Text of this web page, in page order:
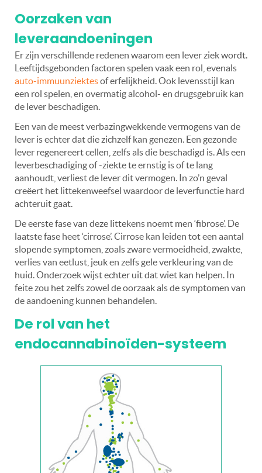
Oorzaken van
leveraandoeningen
Er zijn verschillende redenen waarom een lever ziek wordt.
Leeftijdsgebonden factoren spelen vaak een rol, evenals
auto-immuunziektesof erfelijkheid. Ook levensstijl kan
een rol spelen, en overmatig alcohol- en drugsgebruik kan
de lever beschadigen.
Een van de meest verbazingwekkende vermogens van de
lever is echter dat die zichzelf kan genezen. Een gezonde
lever regenereert cellen, zelfs als die beschadigd is. Als een
leverbeschadiging of -ziekte te ernstig is of te lang
aanhoudt, verliest de lever dit vermogen. In zo’n geval
creëert het littekenweefsel waardoor de leverfunctie hard
achteruit gaat.
De eerste fase van deze littekens noemt men ‘fibrose’. De
laatste fase heet ‘cirrose’.Cirrose kan leiden tot een aantal
slopende symptomen, zoals zware vermoeidheid, zwakte,
verlies van eetlust, jeuk en zelfs gele verkleuring van de
huid.Onderzoek wijst echter uit dat wiet kan helpen. In
feite zou het zelfs zowel de oorzaak als de symptomen van
de aandoening kunnen behandelen.
De rol van het
endocannabinoïden-systeem